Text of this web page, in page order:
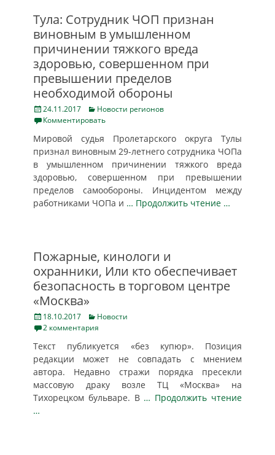
Тула: Сотрудник ЧОП признан
виновным в умышленном
причинении тяжкого вреда
здоровью, совершенном при
превышении пределов
необходимой обороны
Posted
on
24.11.2017 Categories
Новости регионов
Комментировать
Мировой судья Пролетарского округа Тулы
признал виновным 29-летнего сотрудника ЧОПа
в умышленном причинении тяжкого вреда
здоровью, совершенном при превышении
пределов самообороны. Инцидентом между
работниками ЧОПа и … Продолжить чтение …
Пожарные, кинологи и
охранники, Или кто обеспечивает
безопасность в торговом центре
«Москва»
Posted
on
18.10.2017 Categories
Новости
2 комментария
Текст публикуется «без купюр». Позиция
редакции может не совпадать с мнением
автора. Недавно стражи порядка пресекли
массовую драку возле ТЦ «Москва» на
Тихорецком бульваре. В … Продолжить чтение
…